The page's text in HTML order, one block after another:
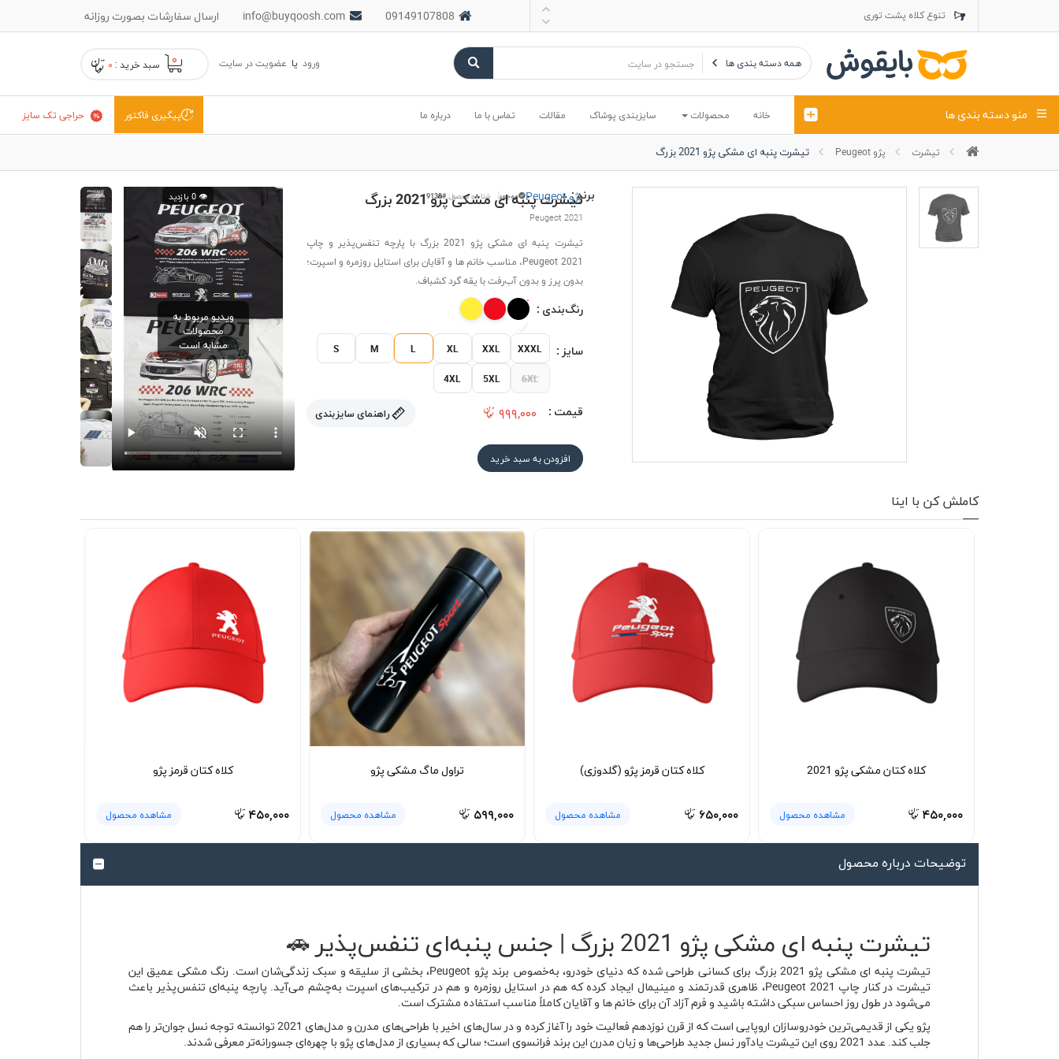
تنوع کلاه پشت توری
تنوع کلاه کتان
تنوع تراول ماک
ارسال سفارشات بصورت روزانه info@buyqoosh.com 09149107808
همه دسته بندی ها ۰ سبد خرید : ۰ ورود یا عضویت در سایت
حراجی تک سایز پیگیری فاکتور خانه محصولات سایزبندی پوشاک مقالات تماس با ما درباره ما منو دسته بندی ها
گردنی کلاه شو
تیشرت پژو Peugeot تیشرت پنبه ای مشکی پژو 2021 بزرگ
تیشرت پنبه ای مشکی پژو 2021 بزرگ
Peugeot 2021
برند :
پژو Peugeot موجود شناسه محصول:#9130
تیشرت پنبه ای مشکی پژو 2021 بزرگ با پارچه تنفس‌پذیر و چاپ
Peugeot 2021، مناسب خانم ها و آقایان برای استایل روزمره و اسپرت؛
بدون پرز و بدون آب‌رفت با یقه گرد کشباف.
رنگ‌بندی :
سایز : S M L XL XXL XXXL
4XL 5XL 6XL
قیمت : ۹۹۹,۰۰۰ راهنمای سایزبندی
افزودن به سبد خرید
👁️ 0 بازدید
ویدیو مربوط به
محصولات
مشابه است
کاملش کن با اینا
کلاه کتان مشکی پژو 2021
۴۵۰,۰۰۰ مشاهده محصول
کلاه کتان قرمز پژو (گلدوزی)
۶۵۰,۰۰۰ مشاهده محصول
تراول ماگ مشکی پژو
۵۹۹,۰۰۰ مشاهده محصول
کلاه کتان قرمز پژو
۴۵۰,۰۰۰ مشاهده محصول
توضیحات درباره محصول
تیشرت پنبه ای مشکی پژو 2021 بزرگ | جنس پنبه‌ای تنفس‌پذیر 🚗
تیشرت پنبه ای مشکی پژو 2021 بزرگ برای کسانی طراحی شده که دنیای خودرو، به‌خصوص برند پژو Peugeot، بخشی از سلیقه و سبک زندگی‌شان است. رنگ مشکی عمیق این
تیشرت در کنار چاپ Peugeot 2021، ظاهری قدرتمند و مینیمال ایجاد کرده که هم در استایل روزمره و هم در ترکیب‌های اسپرت به‌چشم می‌آید. پارچه پنبه‌ای تنفس‌پذیر باعث
می‌شود در طول روز احساس سبکی داشته باشید و فرم آزاد آن برای خانم ها و آقایان کاملاً مناسب استفاده مشترک است.
پژو یکی از قدیمی‌ترین خودروسازان اروپایی است که از قرن نوزدهم فعالیت خود را آغاز کرده و در سال‌های اخیر با طراحی‌های مدرن و مدل‌های 2021 توانسته توجه نسل جوان‌تر را هم
جلب کند. عدد 2021 روی این تیشرت یادآور نسل جدید طراحی‌ها و زبان مدرن این برند فرانسوی است؛ سالی که بسیاری از مدل‌های پژو با چهره‌ای جسورانه‌تر معرفی شدند.